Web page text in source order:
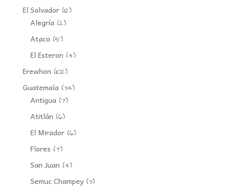
El Salvador(12)
Alegría(2)
Ataco (5)
El Esteron (4)
Erewhon (102)
Guatemala(34)
Antigua(7)
Atitlán (6)
El Mirador(6)
Flores (7)
San Juan (4)
Semuc Champey(3)